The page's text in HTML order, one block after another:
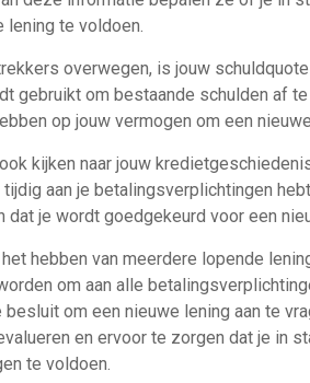
lening te voldoen.
overwegen, is jouw
gebruikt om bestaande schulden af
op jouw vermogen om een
kijken naar jouw
aan je betalingsverplichtingen
je wordt goedgekeurd voor een
hebben van meerdere lopende
om aan alle
om een nieuwe lening aan te
en ervoor te zorgen dat je in
te voldoen.